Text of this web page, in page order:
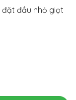
đặt đầu nhỏ giọt